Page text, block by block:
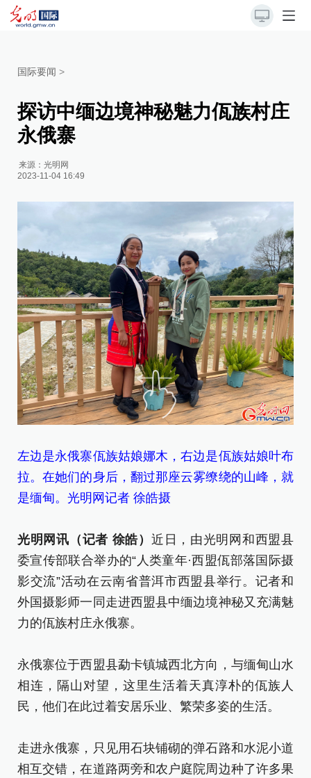
国际要闻 >
探访中缅边境神秘魅力佤族村庄
永俄寨
来源：光明网
2023-11-04 16:49
左边是永俄寨佤族姑娘娜木，右边是佤族姑娘叶布
拉。在她们的身后，翻过那座云雾缭绕的山峰，就
是缅甸。光明网记者 徐皓摄
光明网讯（记者 徐皓） 近日，由光明网和西盟县
委宣传部联合举办的“人类童年·西盟佤部落国际摄
影交流”活动在云南省普洱市西盟县举行。记者和
外国摄影师一同走进西盟县中缅边境神秘又充满魅
力的佤族村庄永俄寨。
永俄寨位于西盟县勐卡镇城西北方向，与缅甸山水
相连，隔山对望，这里生活着天真淳朴的佤族人
民，他们在此过着安居乐业、繁荣多姿的生活。
走进永俄寨，只见用石块铺砌的弹石路和水泥小道
相互交错，在道路两旁和农户庭院周边种了许多果